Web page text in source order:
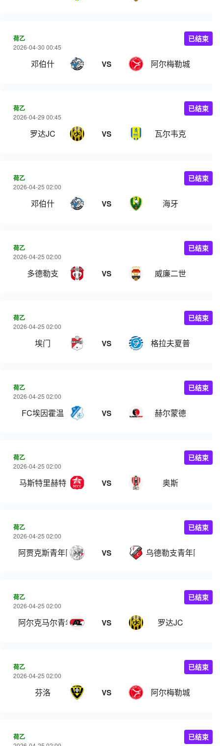
荷乙
2026-04-30 00:45
邓伯什 VS 阿尔梅勒城
已结束
荷乙
2026-04-29 00:45
罗达JC VS 瓦尔韦克
已结束
荷乙
2026-04-25 02:00
邓伯什 VS 海牙
已结束
荷乙
2026-04-25 02:00
多德勒支 VS 威廉二世
已结束
荷乙
2026-04-25 02:00
埃门 VS 格拉夫夏普
已结束
荷乙
2026-04-25 02:00
FC埃因霍温 VS 赫尔蒙德
已结束
荷乙
2026-04-25 02:00
马斯特里赫特 VS 奥斯
已结束
荷乙
2026-04-25 02:00
阿贾克斯青年队 VS 乌德勒支青年队
已结束
荷乙
2026-04-25 02:00
阿尔克马尔青年队 VS 罗达JC
已结束
荷乙
2026-04-25 02:00
芬洛 VS 阿尔梅勒城
已结束
荷乙 已结束